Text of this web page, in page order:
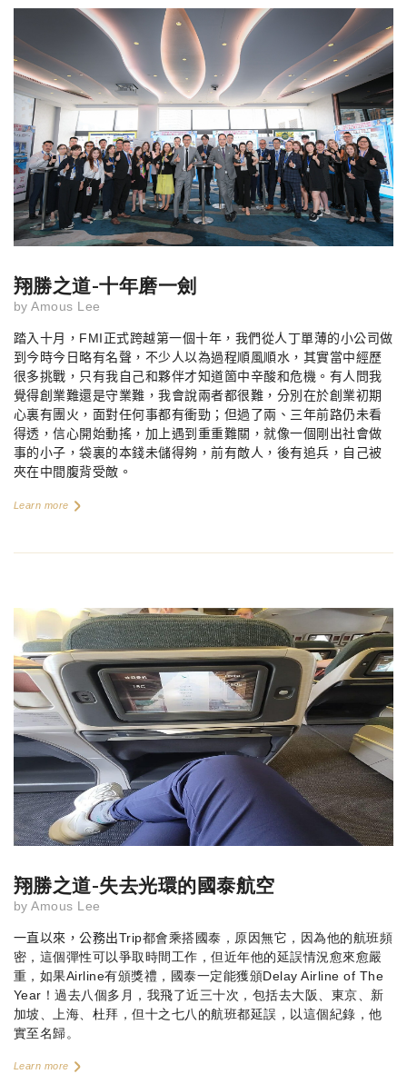
翔勝之道-十年磨一劍
by Amous Lee
踏入十月， FMI正式跨越第一個十年，我們從人丁單薄的小公司做
到今時今日略有名聲，不少人以為過程順風順水，其實當中經歷
很多挑戰，只有我自己和夥伴才知道箇中辛酸和危機。有人問我
覺得創業難還是守業難，我會說兩者都很難，分別在於創業初期
心裏有團火，面對任何事都有衝勁；但過了兩、三年前路仍未看
得透，信心開始動搖，加上遇到重重難關，就像一個剛出社會做
事的小子，袋裏的本錢未儲得夠，前有敵人，後有追兵，自己被
夾在中間腹背受敵。
Learn more
翔勝之道-失去光環的國泰航空
by Amous Lee
一直以來，公務出Trip都會乘搭國泰，原因無它，因為他的航班頻
密，這個彈性可以爭取時間工作，但近年他的延誤情況愈來愈嚴
重，如果Airline有頒獎禮，國泰一定能獲頒Delay Airline of The
Year！過去八個多月，我飛了近三十次，包括去大阪、東京、新
加坡、上海、杜拜，但十之七八的航班都延誤，以這個紀錄，他
實至名歸。
Learn more